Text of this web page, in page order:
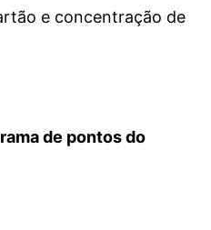
e concentração de
de pontos do